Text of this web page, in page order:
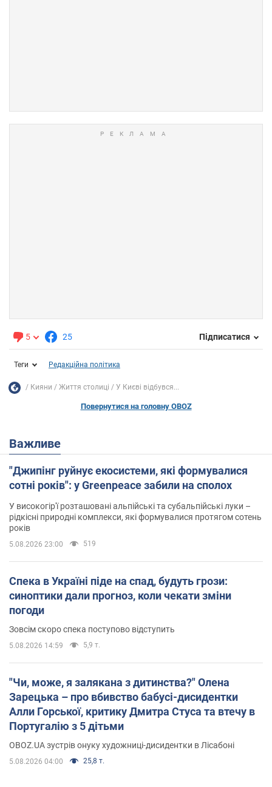
5 25 Підписатися
Теги Редакційна політика
Кияни Життя столиці У Києві відбувся...
Повернутися на головну OBOZ
Важливе
"Джипінг руйнує екосистеми, які формувалися
сотні років": у Greenpeace забили на сполох
У високогір'ї розташовані альпійські та субальпійські луки –
рідкісні природні комплекси, які формувалися протягом сотень
років
5.08.2026 23:00 519
Спека в Україні піде на спад, будуть грози:
синоптики дали прогноз, коли чекати зміни
погоди
Зовсім скоро спека поступово відступить
5.08.2026 14:59 5,9 т.
"Чи, може, я залякана з дитинства?" Олена
Зарецька – про вбивство бабусі-дисидентки
Алли Горської, критику Дмитра Стуса та втечу в
Португалію з 5 дітьми
OBOZ.UA зустрів онуку художниці-дисидентки в Лісабоні
5.08.2026 04:00 25,8 т.